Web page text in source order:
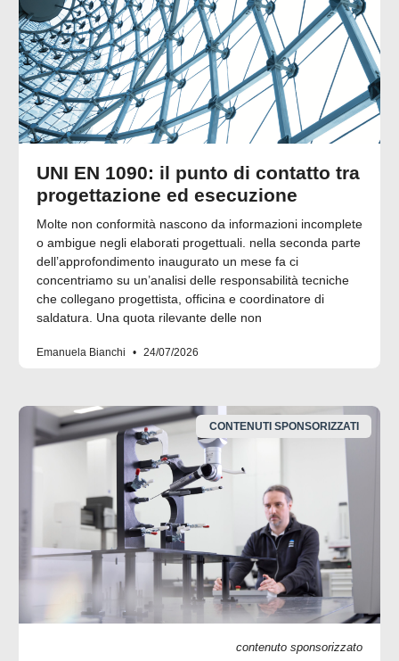
UNI EN 1090: il punto di contatto tra
progettazione ed esecuzione
Molte non conformità nascono da informazioni incomplete
o ambigue negli elaborati progettuali. nella seconda parte
dell’approfondimento inaugurato un mese fa ci
concentriamo su un’analisi delle responsabilità tecniche
che collegano progettista, officina e coordinatore di
saldatura. Una quota rilevante delle non
Emanuela Bianchi 24/07/2026
CONTENUTI SPONSORIZZATI
contenuto sponsorizzato